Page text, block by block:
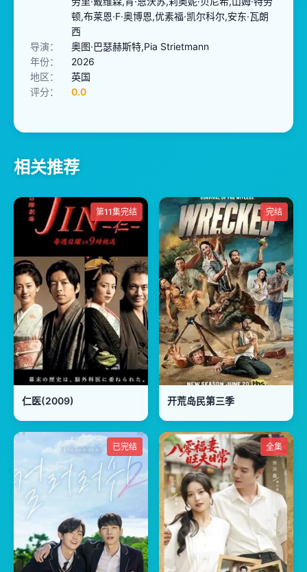
顿,布莱恩·F·奥博恩,优素福·凯尔科尔,安东·瓦朗
西
导演：
奥图·巴瑟赫斯特,Pia Strietmann
年份：
2026
地区：
英国
评分：
0.0
相关推荐
第11集完结
仁医(2009)
完结
开荒岛民第三季
已完结 全集